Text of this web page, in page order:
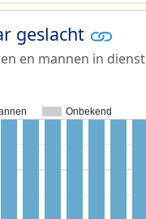
geslacht
en mannen in dienst
Onbekend